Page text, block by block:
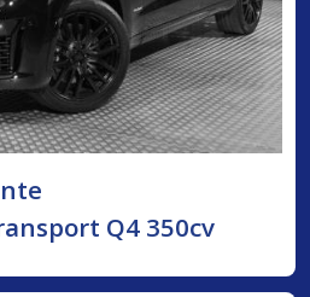
Q4 350cv